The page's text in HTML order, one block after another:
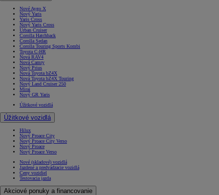
Nové Aygo X
Nový Yaris
Yaris Cross
Nový Yaris Cross
Urban Cruiser
Corolla Hatchback
Corolla Sedan
Corolla Touring Sports Kombi
Toyota C-HR
Nová RAV4
Nová Camry
Nový Prius
Nová Toyota bZ4X
Nová Toyota bZ4X Touring
Nový Land Cruiser 250
Mirai
Nový GR Yaris
Úžitkové vozidlá
Úžitkové vozidlá
Hilux
Nový Proace City
Nový Proace City Verso
Nový Proace
Nový Proace Verso
Nové (skladové) vozidlá
Jazdené a predvádzacie vozidlá
Ceny vozidiel
Testovacia jazda
Akciové ponuky a financovanie